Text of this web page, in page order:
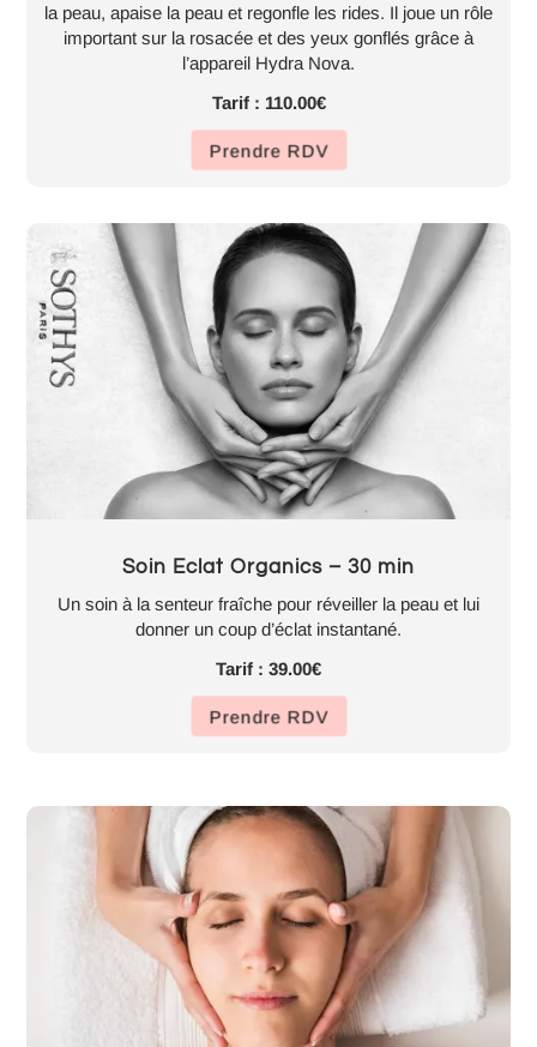
la peau, apaise la peau et regonfle les rides. Il joue un rôle
important sur la rosacée et des yeux gonflés grâce à
l’appareil Hydra Nova.
Tarif : 110.00€
Prendre RDV
Soin Eclat Organics – 30 min
Un soin à la senteur fraîche pour réveiller la peau et lui
donner un coup d’éclat instantané.
Tarif : 39.00€
Prendre RDV